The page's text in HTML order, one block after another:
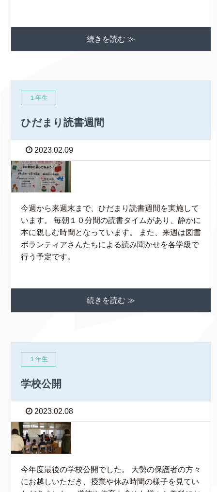
続きを読む ≫
１年生
ひだまり読書週間
2023.02.09
今週から来週末まで、ひだまり読書週間を実施して
います。 毎朝１０分間の読書タイムがあり、静かに
本に親しむ時間となっています。 また、来週は図書
ボランティアさんたちによる読み聞かせを各学級で
行う予定です。
続きを読む ≫
１年生
学校公開
2023.02.08
今年度最後の学校公開でした。 大勢の保護者の方々
にお越しいただき、授業や休み時間の様子を見てい